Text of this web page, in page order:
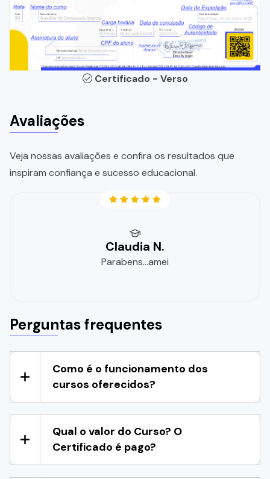
Certificado - Verso
Avaliações
Veja nossas avaliações e confira os resultados que
inspiram confiança e sucesso educacional.
Claudia N.
Parabens...amei
Perguntas frequentes
Como é o funcionamento dos
cursos oferecidos?
Qual o valor do Curso? O
Certificado é pago?